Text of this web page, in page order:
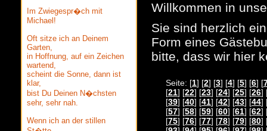
Willkommen in
Sie sind herzlich
Form eines
bitte, dass wir hier
Seite: [1] [2] [3] [4] [5] [6] [
[21] [22] [23] [24] [25] [26]
[39] [40] [41] [42] [43] [44]
[57] [58] [59] [60] [61] [62]
[75] [76] [77] [78] [79] [80]
Im Zwiegespr�ch mit
Michael!
Oft sitze ich an Deinem
Garten,
in Hoffnung, auf ein Zeichen
wartend,
scheint die Sonne, dann ist
klar,
bist Du Deinen N�chsten
sehr, sehr nah.
Wenn ich an der stillen